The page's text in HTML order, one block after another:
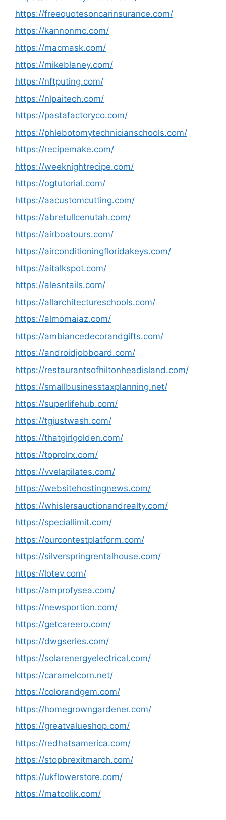
https://freequotesoncarinsurance.com/
https://kannonmc.com/
https://macmask.com/
https://mikeblaney.com/
https://nftputing.com/
https://nlpaitech.com/
https://pastafactoryco.com/
https://phlebotomytechnicianschools.com/
https://recipemake.com/
https://weeknightrecipe.com/
https://ogtutorial.com/
https://aacustomcutting.com/
https://abretullcenutah.com/
https://airboatours.com/
https://airconditioningfloridakeys.com/
https://aitalkspot.com/
https://alesntails.com/
https://allarchitectureschools.com/
https://almomaiaz.com/
https://ambiancedecorandgifts.com/
https://androidjobboard.com/
https://restaurantsofhiltonheadisland.com/
https://smallbusinesstaxplanning.net/
https://superlifehub.com/
https://tgjustwash.com/
https://thatgirlgolden.com/
https://toprolrx.com/
https://vvelapilates.com/
https://websitehostingnews.com/
https://whislersauctionandrealty.com/
https://speciallimit.com/
https://ourcontestplatform.com/
https://silverspringrentalhouse.com/
https://lotev.com/
https://amprofysea.com/
https://newsportion.com/
https://getcareero.com/
https://dwgseries.com/
https://solarenergyelectrical.com/
https://caramelcorn.net/
https://colorandgem.com/
https://homegrowngardener.com/
https://greatvalueshop.com/
https://redhatsamerica.com/
https://stopbrexitmarch.com/
https://ukflowerstore.com/
https://matcolik.com/